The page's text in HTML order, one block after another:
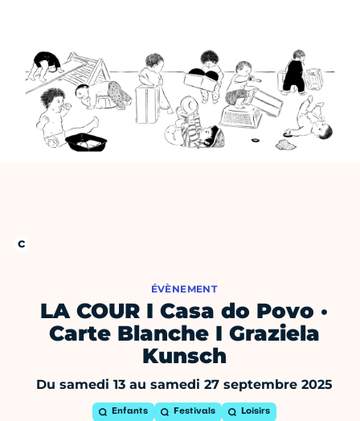
ÉVÈNEMENT
LA COUR I Casa do Povo ·
Carte Blanche I Graziela
Kunsch
Du samedi 13 au samedi 27 septembre 2025
Enfants Festivals Loisirs